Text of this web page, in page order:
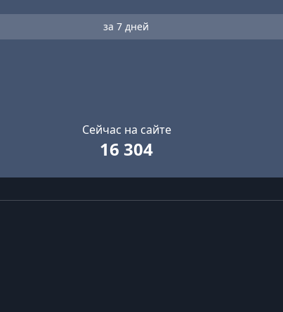
за 7 дней
Сейчас на сайте
16 304